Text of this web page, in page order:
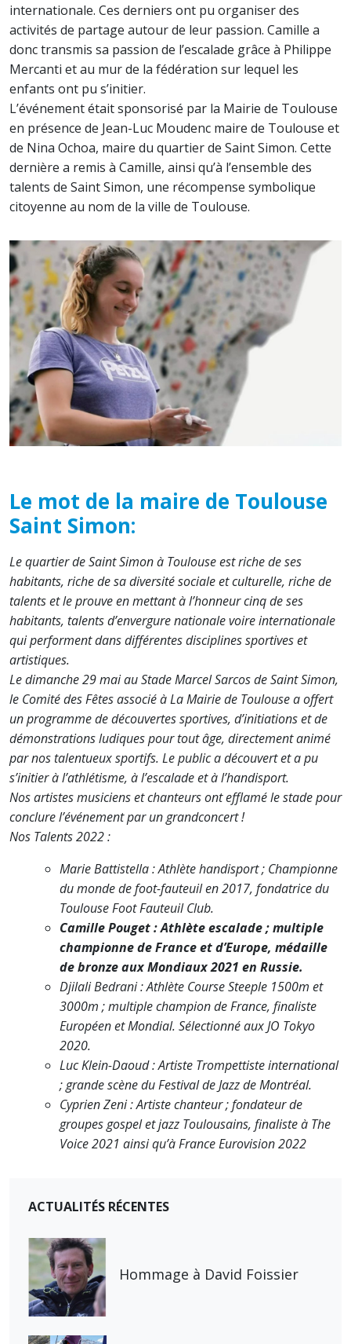
internationale. Ces derniers ont pu organiser des
activités de partage autour de leur passion. Camille a
donc transmis sa passion de l’escalade grâce à Philippe
Mercanti et au mur de la fédération sur lequel les
enfants ont pu s’initier.
L’événement était sponsorisé par la Mairie de Toulouse
en présence de Jean-Luc Moudenc maire de Toulouse et
de Nina Ochoa, maire du quartier de Saint Simon. Cette
dernière a remis à Camille, ainsi qu’à l’ensemble des
talents de Saint Simon, une récompense symbolique
citoyenne au nom de la ville de Toulouse.
Le mot de la maire de Toulouse
Saint Simon:
Le quartier de Saint Simon à Toulouse est riche de ses
habitants, riche de sa diversité sociale et culturelle, riche de
talents et le prouveen mettant à l’honneur cinq de ses
habitants, talents d’envergure nationale voire internationale
qui performent dans différentes disciplines sportives et
artistiques.
Le dimanche 29 mai au Stade Marcel Sarcos de Saint Simon,
le Comité des Fêtes associé à La Mairie de Toulouse a offert
un programme de découvertes sportives, d’initiations et de
démonstrations ludiques pour tout âge, directement animé
par nos talentueux sportifs. Le public a découvert et a pu
s’initier à l’athlétisme, à l’escalade et à l’handisport.
Nos artistes musiciens et chanteurs ont efflamé le stade pour
conclure l’événement par un grandconcert !
Nos Talents 2022 :
Marie Battistella : Athlète handisport ; Championne
du monde de foot-fauteuil en 2017, fondatrice du
Toulouse Foot Fauteuil Club.
Camille Pouget : Athlète escalade ; multiple
championne de France et d’Europe, médaille
de bronze aux Mondiaux 2021 en Russie.
Djilali Bedrani : Athlète Course Steeple 1500m et
3000m ; multiple champion de France, finaliste
Européen et Mondial. Sélectionné aux JO Tokyo
2020.
Luc Klein-Daoud : Artiste Trompettiste international
; grande scène du Festival de Jazz de Montréal.
Cyprien Zeni : Artiste chanteur ; fondateur de
groupes gospel et jazz Toulousains, finaliste à The
Voice 2021 ainsi qu’à France Eurovision 2022
ACTUALITÉS RÉCENTES
Hommage à David Foissier